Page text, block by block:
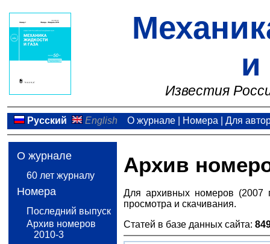
и
Известия
Русский English О журнале| Номера Для
О журнале
60 лет журналу
Номера
Последний выпуск
Архив номеров
2010-3
Архив
Для архивных номеров (2007
просмотра и скачивания.
Статей в базе данных сайта: